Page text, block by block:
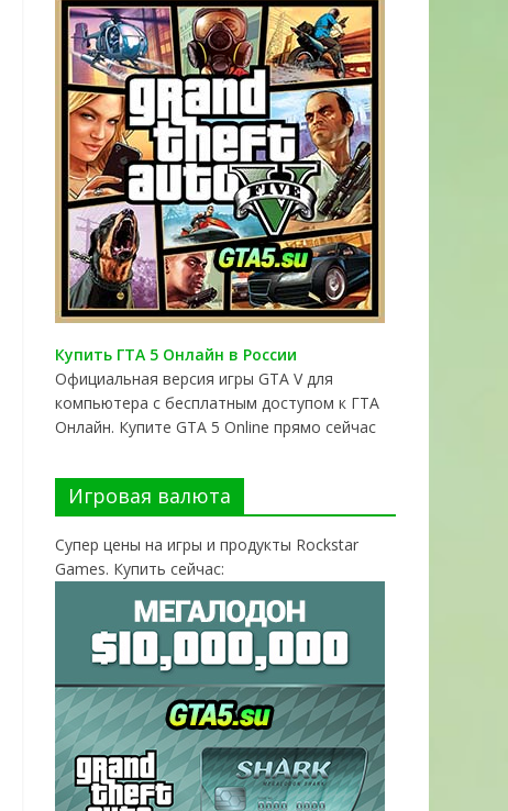
Купить ГТА 5 Онлайн в России
Официальная версия игры GTA V для
компьютера с бесплатным доступом к ГТА
Онлайн. Купите GTA 5 Online прямо сейчас
Игровая валюта
Супер цены на игры и продукты Rockstar
Games. Купить сейчас: